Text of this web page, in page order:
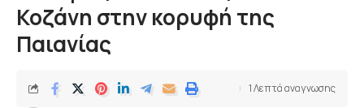
Κοζάνη στην κορυφή της
Παιανίας
1 Λεπτά αναγνωσης